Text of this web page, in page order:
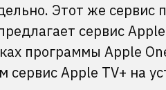
Этот же сервис
сервис
программы Apple
Apple TV+ на